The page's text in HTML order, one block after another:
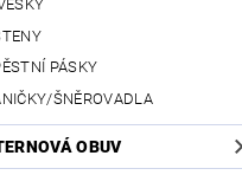
PÁSKY
ŠNĚROVADLA
OBUV